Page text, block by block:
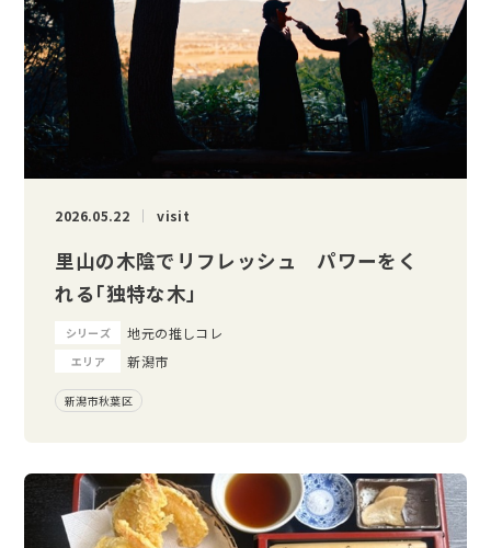
2026.05.22 visit
里山の木陰でリフレッシュ パワーをく
れる「独特な木」
シリーズ 地元の推しコレ
エリア 新潟市
新潟市秋葉区